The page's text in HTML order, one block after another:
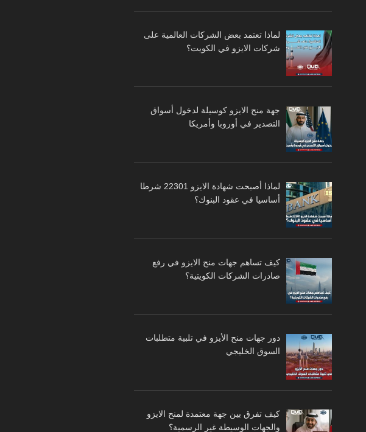
لماذا تعتمد بعض الشركات العالمية على
شركات الايزو في الكويت؟
جهة منح الايزو كوسيلة لدخول أسواق
التصدير في أوروبا وأمريكا
لماذا أصبحت شهادة الايزو 22301 شرطا
أساسيا في عقود البنوك؟
كيف تساهم جهات منح الايزو في رفع
صادرات الشركات الكويتية؟
دور جهات منح الأيزو في تلبية متطلبات
السوق الخليجي
كيف تفرق بين جهة معتمدة لمنح الايزو
والجهات الوسيطة غير الرسمية؟